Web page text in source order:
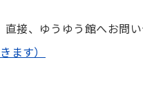
接、ゆうゆう館へお問い
ます）